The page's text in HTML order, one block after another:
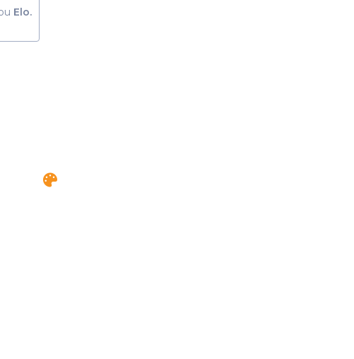
Elo.